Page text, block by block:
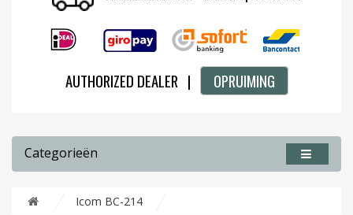
AUTHORIZED DEALER | OPRUIMING
Categorieën
Icom BC-214